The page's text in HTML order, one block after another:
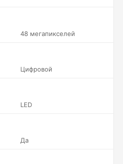
48 мегапикселей
Цифровой
LED
Да